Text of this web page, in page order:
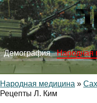
Демография
Народная
Народная медицина »
Рецепты Л. Ким